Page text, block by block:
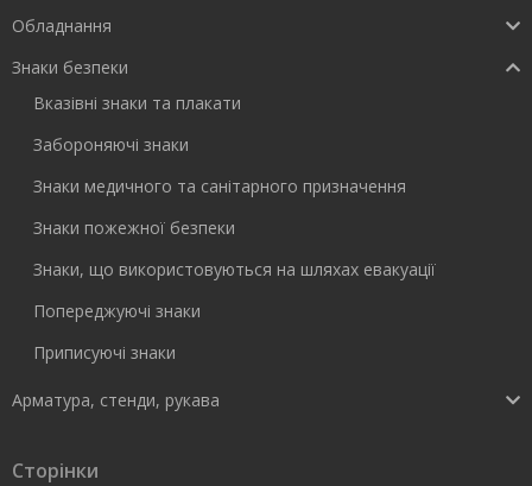
Обладнання
Знаки безпеки
Вказівні знаки та плакати
Забороняючі знаки
Знаки медичного та санітарного призначення
Знаки пожежної безпеки
Знаки, що використовуються на шляхах евакуації
Попереджуючі знаки
Приписуючі знаки
Арматура, стенди, рукава
Сторінки